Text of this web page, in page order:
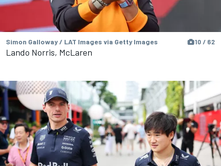
Simon Galloway / LAT Images via Getty Images 10 / 62
Lando Norris, McLaren